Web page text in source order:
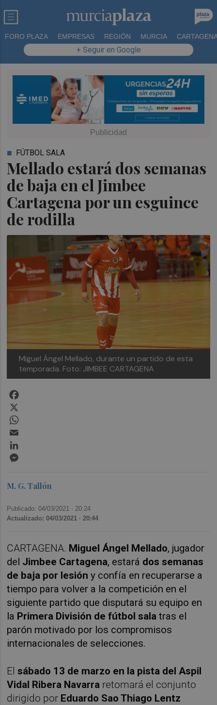
FORO PLAZA EMPRESAS REGIÓN MURCIA
+ Seguir en Google
Mellado estará dos semanas
de baja en el Jimbee
Cartagena por un esguince
de rodilla
FÚTBOL SALA
Miguel Ángel Mellado, durante un partido de esta
temporada. Foto: JIMBEE CARTAGENA
M. G. Tallón
Publicado: 04/03/2021 · 20:24
Actualizado: 04/03/2021 · 20:44
CARTAGENA. Miguel Ángel Mellado, jugador
del Jimbee Cartagena, estará dos semanas
de baja por lesión y confía en recuperarse a
tiempo para volver a la competición en el
siguiente partido que disputará su equipo en
la Primera División de fútbol sala tras el
parón motivado por los compromisos
internacionales de selecciones.
Elsábado 13 de marzo en la pista del Aspil
Vidal Ribera Navarra retomará el conjunto
dirigido por Eduardo Sao Thiago Lentz